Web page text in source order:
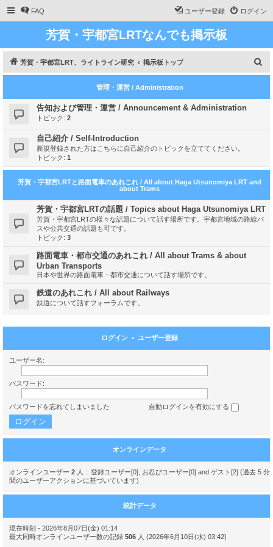
FAQ ログイン
ユーザー登録
芳賀・宇都宮LRTなんでも掲示板
芳賀・宇都宮LRT、ライトライン研究 掲示板トップ
索
管理・運営 / Administration
告知および管理・運営 / Announcement & Administration
トピック: 2
自己紹介 / Self-Introduction
新規登録された方はこちらに自己紹介のトピックを立ててください。
トピック: 1
芳賀・宇都宮LRTと路面電車のあれこれ / All about Haga Utsunomiya LRT and
about Trams
芳賀・宇都宮LRTの話題 / Topics about Haga Utsunomiya LRT
芳賀・宇都宮LRTの様々な話題について話す場所です。宇都宮地域の路線バ
スや公共交通の話題も可です。
トピック: 3
路面電車・都市交通のあれこれ / All about Trams & about
Urban Transports
日本や世界の路面電車・都市交通について話す場所です。
鉄道のあれこれ / All about Railways
鉄道について話すフォーラムです。
ログイン • ユーザー登録
ユーザー名:
パスワード:
パスワードを忘れてしまいました 自動ログインを有効にする
オンラインデータ
オンラインユーザー 2 人 :: 登録ユーザー[0], お忍びユーザー[0] and ゲスト[2] (過去 5 分
間のユーザーアクションに基づいています)
統計データ
現在時刻 - 2026年8月07日(金) 01:14
最大同時オンラインユーザー数の記録 506 人 (2026年6月10日(水) 03:42)